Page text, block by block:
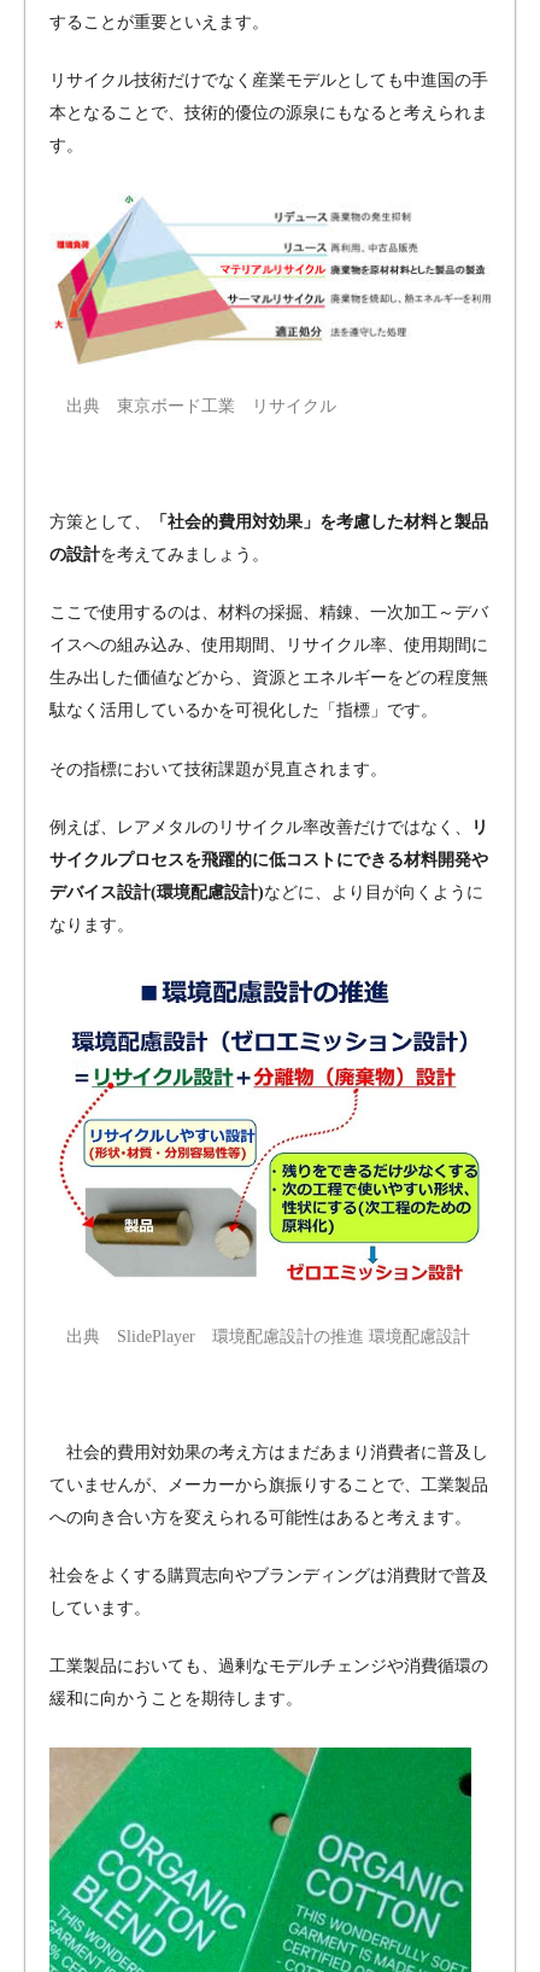
することが重要といえます。
リサイクル技術だけでなく産業モデルとしても中進国の手
本となることで、技術的優位の源泉にもなると考えられま
す。
出典 東京ボード工業 リサイクル
方策として、
「社会的費用対効果」を考慮した材料と製品
の設計を考えてみましょう。
ここで使用するのは、材料の採掘、精錬、一次加工～デバ
イスへの組み込み、使用期間、リサイクル率、使用期間に
生み出した価値などから、資源とエネルギーをどの程度無
駄なく活用しているかを可視化した「指標」です。
その指標において技術課題が見直されます。
例えば、レアメタルのリサイクル率改善だけではなく、
リ
サイクルプロセスを飛躍的に低コストにできる材料開発や
デバイス設計(環境配慮設計)などに、より目が向くように
なります。
出典 SlidePlayer 環境配慮設計の推進 環境配慮設計
社会的費用対効果の考え方はまだあまり消費者に普及し
ていませんが、メーカーから旗振りすることで、工業製品
への向き合い方を変えられる可能性はあると考えます。
社会をよくする購買志向やブランディングは消費財で普及
しています。
工業製品においても、過剰なモデルチェンジや消費循環の
緩和に向かうことを期待します。